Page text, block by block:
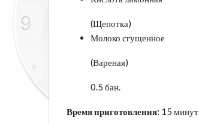
(Щепотка)
Молоко сгущенное
(Вареная)
0.5 бан.
Время приготовления: 15 минут